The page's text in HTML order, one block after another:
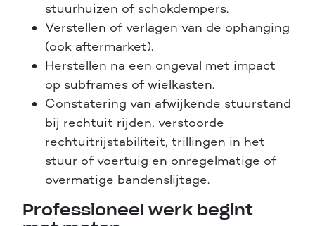
stuurhuizen of schokdempers.
Verstellen of verlagen van de ophanging
(ook aftermarket).
Herstellen na een ongeval met impact
op subframes of wielkasten.
Constatering van afwijkende stuurstand
bij rechtuit rijden, verstoorde
rechtuitrijstabiliteit, trillingen in het
stuur of voertuig en onregelmatige of
overmatige bandenslijtage.
Professioneel werk begint